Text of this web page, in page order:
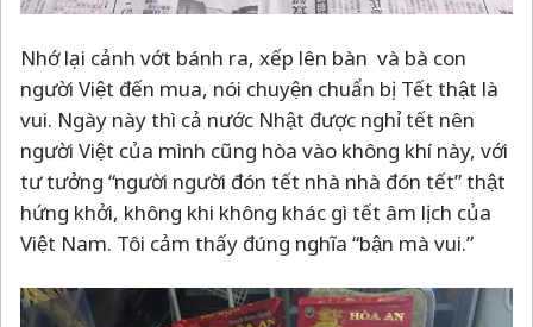
Nhớ lại cảnh vớt bánh ra, xếp lên bàn và bà con
người Việt đến mua, nói chuyện chuẩn bị Tết thật là
vui. Ngày này thì cả nước Nhật được nghỉ tết nên
người Việt của mình cũng hòa vào không khí này, với
tư tưởng “người người đón tết nhà nhà đón tết” thật
hứng khởi, không khi không khác gì tết âm lịch của
Việt Nam. Tôi cảm thấy đúng nghĩa “bận mà vui.”